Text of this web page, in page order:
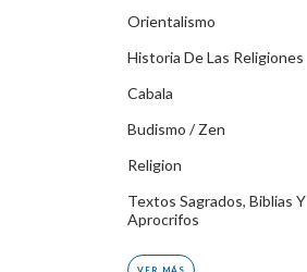
Orientalismo
Historia De Las Religiones
Cabala
Budismo / Zen
Religion
Textos Sagrados, Biblias Y
Aprocrifos